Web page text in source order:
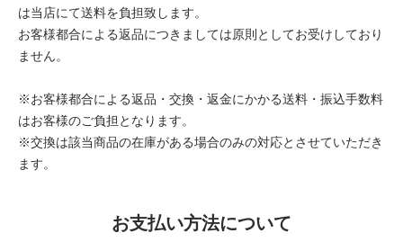
は当店にて送料を負担致します。
お客様都合による返品につきましては原則としてお受けしており
ません。
※お客様都合による返品・交換・返金にかかる送料・振込手数料
はお客様のご負担となります。
※交換は該当商品の在庫がある場合のみの対応とさせていただき
ます。
お支払い方法について